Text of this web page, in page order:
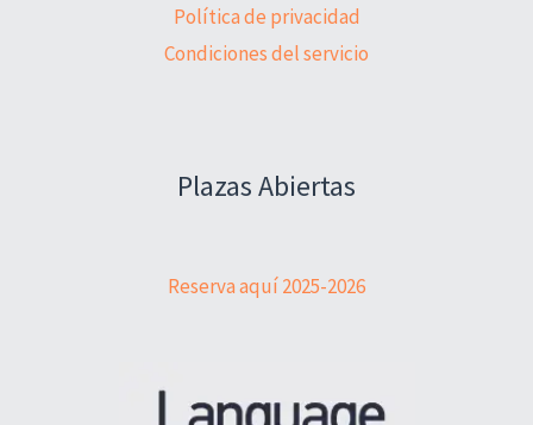
Política de privacidad
Condiciones del servicio
Plazas Abiertas
Reserva aquí 2025-2026